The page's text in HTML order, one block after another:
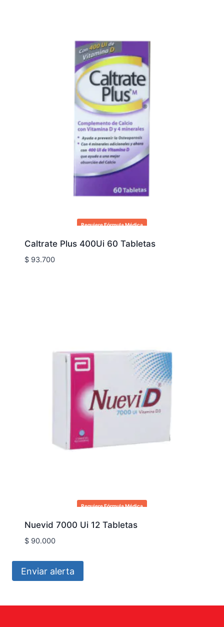
Requiere Fórmula Médica
Caltrate Plus 400Ui 60 Tabletas
$93.700
Requiere Fórmula Médica
Nuevid 7000 Ui 12 Tabletas
$90.000
Enviar alerta